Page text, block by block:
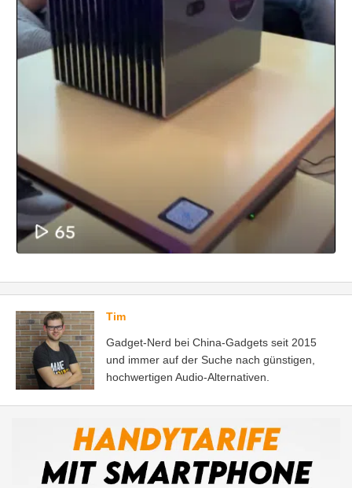
Tim
Gadget-Nerd bei China-Gadgets seit 2015
und immer auf der Suche nach günstigen,
hochwertigen Audio-Alternativen.